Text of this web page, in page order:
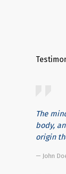
The
body,
origin
— John